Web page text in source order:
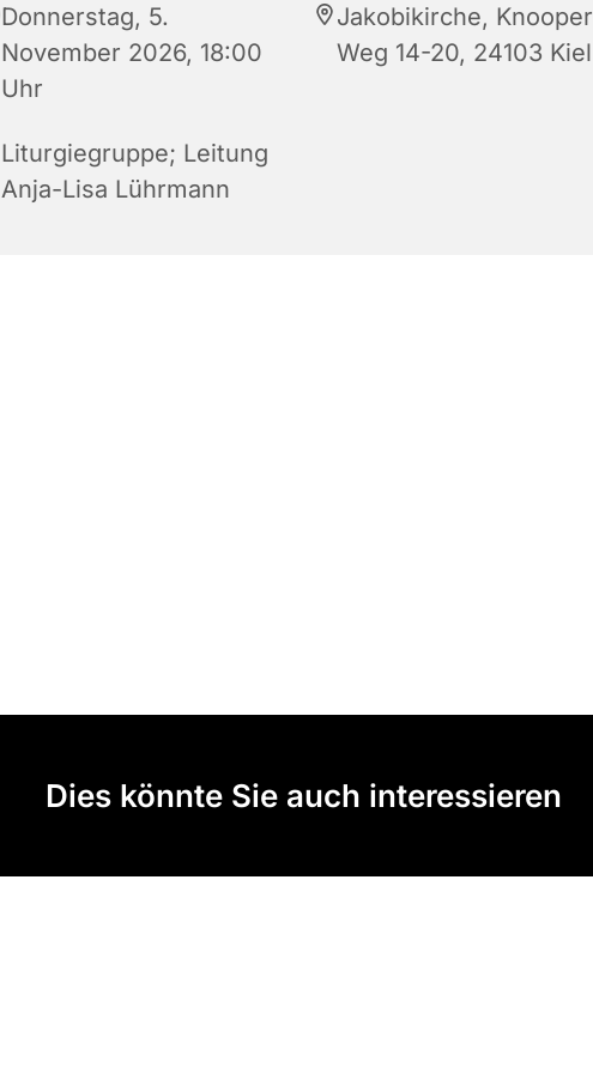
Donnerstag, 5.
November 2026, 18:00
Uhr
Jakobikirche, Knooper
Weg 14-20, 24103 Kiel
Liturgiegruppe; Leitung
Anja-Lisa Lührmann
Dies könnte Sie auch interessieren